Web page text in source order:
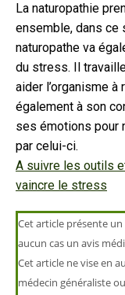
La naturopathie
ensemble, dans
naturopathe va
du stress. Il
aider l’organisme à
également à son
ses émotions pour
par celui-ci.
A suivre les outils
vaincre le stress
Cet article présente
aucun cas un avis
Cet article ne vise en
médecin généraliste